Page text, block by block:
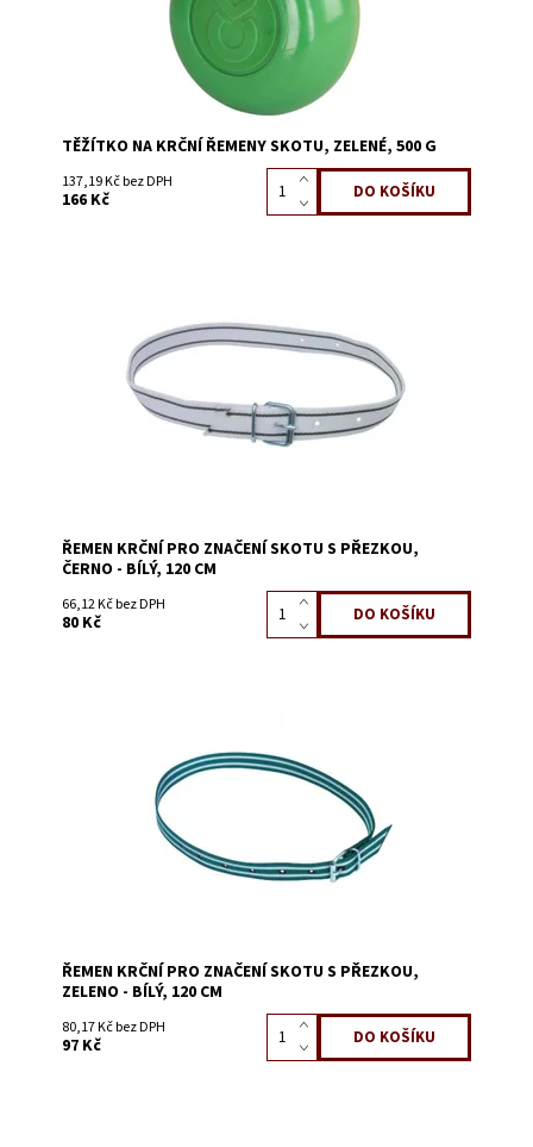
TĚŽÍTKO NA KRČNÍ ŘEMENY SKOTU, ZELENÉ, 500 G
137,19 Kč bez DPH
166 Kč
3225A
ŘEMEN KRČNÍ PRO ZNAČENÍ SKOTU S PŘEZKOU,
ČERNO - BÍLÝ, 120 CM
66,12 Kč bez DPH
80 Kč
3225C
ŘEMEN KRČNÍ PRO ZNAČENÍ SKOTU S PŘEZKOU,
ZELENO - BÍLÝ, 120 CM
80,17 Kč bez DPH
97 Kč